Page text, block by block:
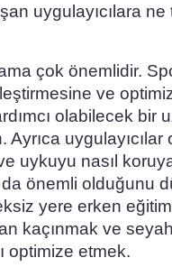
uygulayıcılara
çok önemlidir.
ve
olabilecek bir
Ayrıca uygulayıcılar
ve uykuyu nasıl
da önemli olduğunu
yere erken eğitim
kaçınmak ve
optimize etmek.